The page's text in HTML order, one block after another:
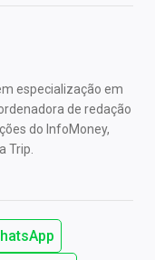
especialização em
de redação
do InfoMoney,
Trip.